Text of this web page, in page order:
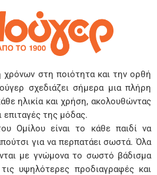
στη ποιότητα και την ορθή
σχεδιάζει σήμερα μια πλήρη
ηλικία και χρήση, ακολουθώντας
επιταγές της μόδας.
Ομίλου είναι το κάθε παιδί να
για να περπατάει σωστά. Όλα
με γνώμονα το σωστό βάδισμα
υψηλότερες προδιαγραφές και